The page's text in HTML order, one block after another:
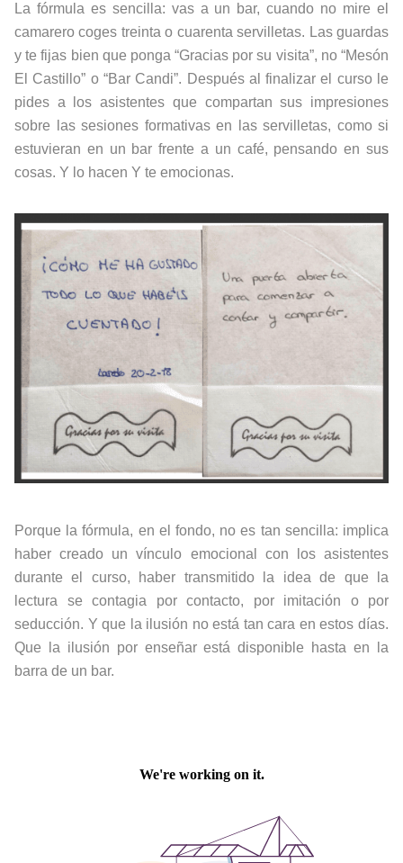
La fórmula es sencilla: vas a un bar, cuando no mire el
camarero coges treinta o cuarenta servilletas. Las guardas
y te fijas bien que ponga “Gracias por su visita”, no “Mesón
El Castillo” o “Bar Candi”. Después al finalizar el curso le
pides a los asistentes que compartan sus impresiones
sobre las sesiones formativas en las servilletas, como si
estuvieran en un bar frente a un café, pensando en sus
cosas. Y lo hacen Y te emocionas.
Porque la fórmula, en el fondo, no es tan sencilla: implica
haber creado un vínculo emocional con los asistentes
durante el curso, haber transmitido la idea de que la
lectura se contagia por contacto, por imitación o por
seducción. Y que la ilusión no está tan cara en estos días.
Que la ilusión por enseñar está disponible hasta en la
barra de un bar.